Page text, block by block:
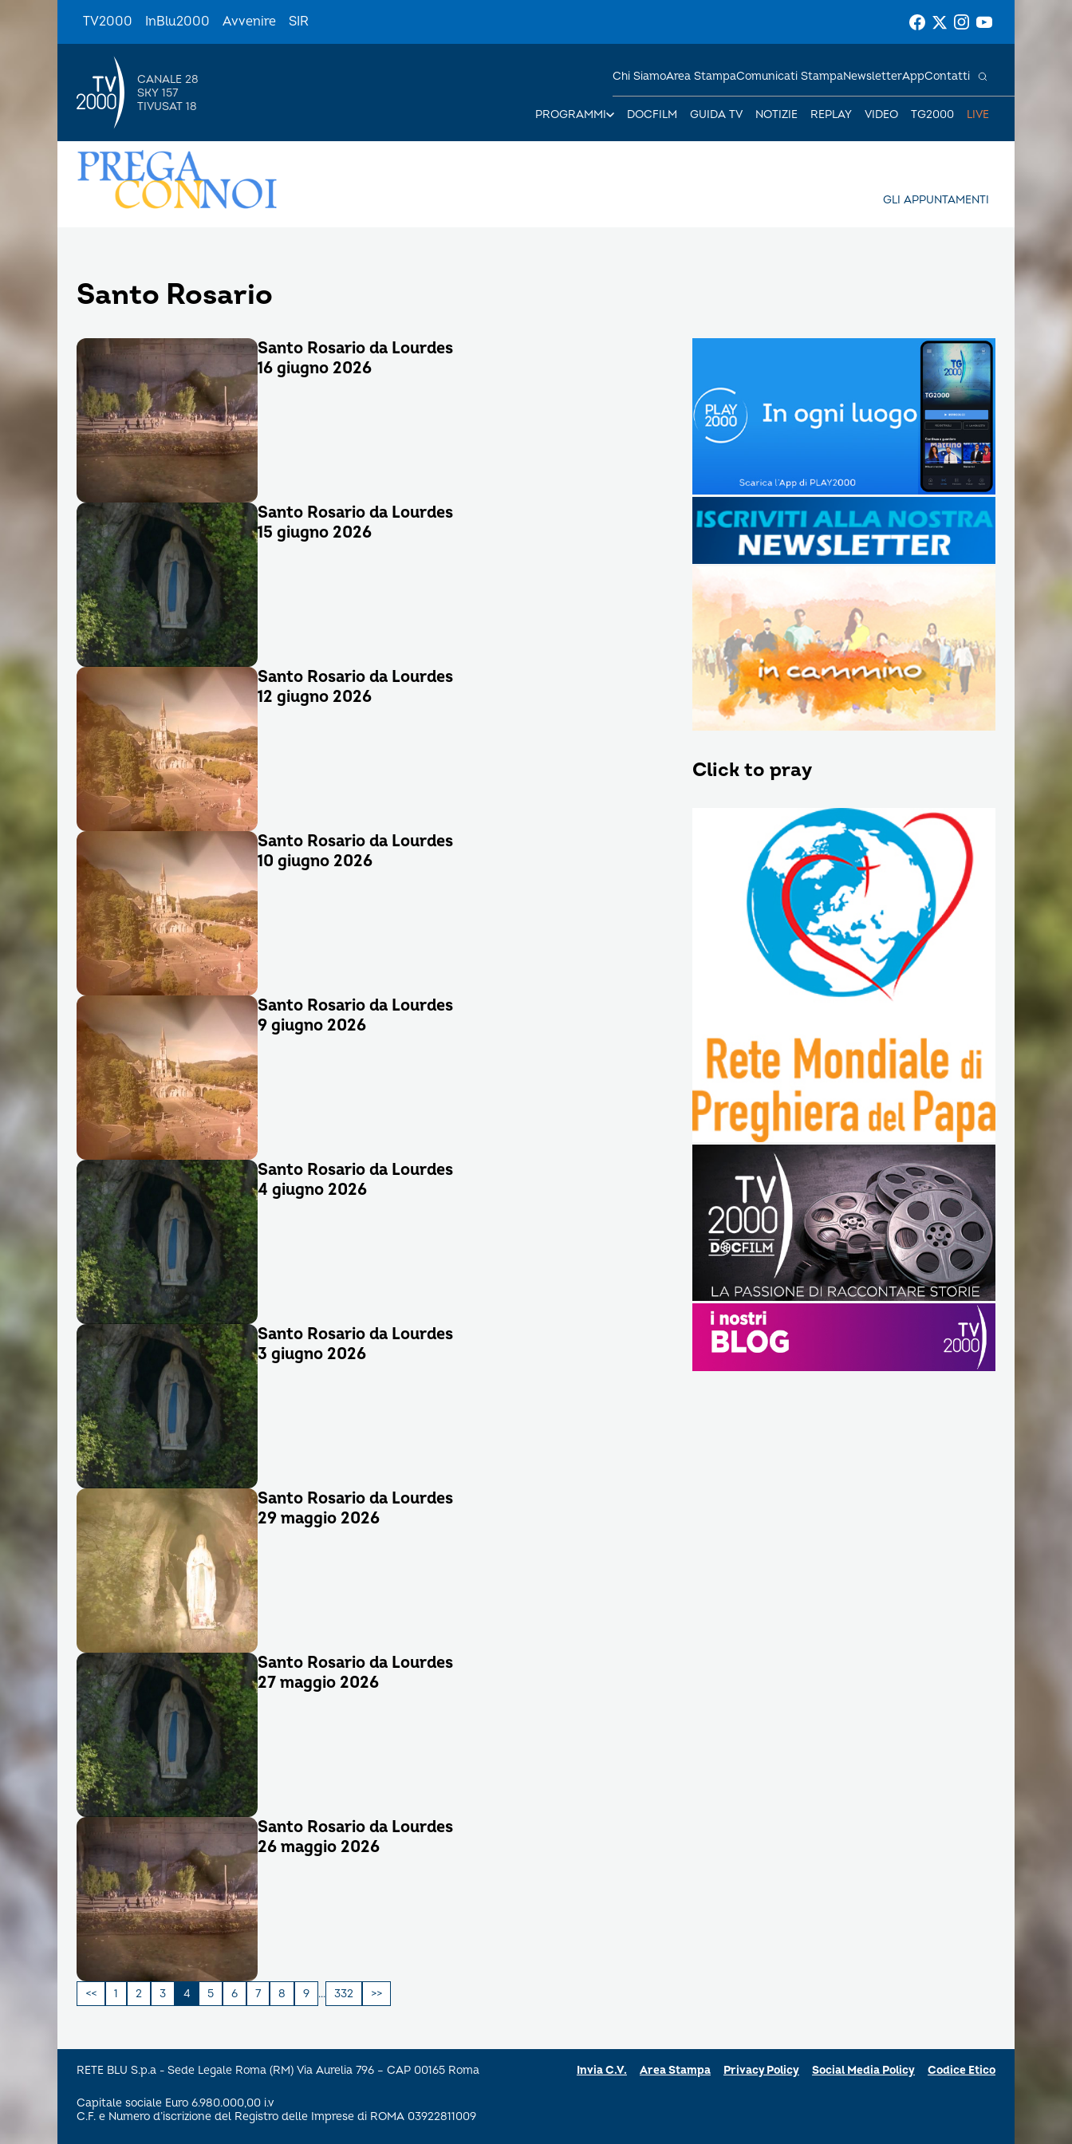
TV2000 InBlu2000 Avvenire SIR
CANALE 28
SKY 157
TIVUSAT 18
PROGRAMMI DOCFILM GUIDA TV NOTIZIE REPLAY VIDEO TG2000 LIVE
Chi SiamoArea StampaComunicati StampaNewsletterAppContatti
GLI APPUNTAMENTI
Santo Rosario
Santo Rosario da Lourdes
16 giugno 2026
Santo Rosario da Lourdes
15 giugno 2026
Santo Rosario da Lourdes
12 giugno 2026
Santo Rosario da Lourdes
10 giugno 2026
Santo Rosario da Lourdes
9 giugno 2026
Santo Rosario da Lourdes
4 giugno 2026
Santo Rosario da Lourdes
3 giugno 2026
Santo Rosario da Lourdes
29 maggio 2026
Santo Rosario da Lourdes
27 maggio 2026
Santo Rosario da Lourdes
26 maggio 2026
Paginazione
articoli
1 2 3 4 5 6 7 8 9 … 332
Click to pray
RETE BLU S.p.a - Sede Legale Roma (RM) Via Aurelia 796 – CAP 00165 Roma
Capitale sociale Euro 6.980.000,00 i.v
C.F. e Numero d’iscrizione del Registro delle Imprese di ROMA 03922811009
Invia C.V. Area Stampa Privacy Policy Social Media Policy Codice Etico